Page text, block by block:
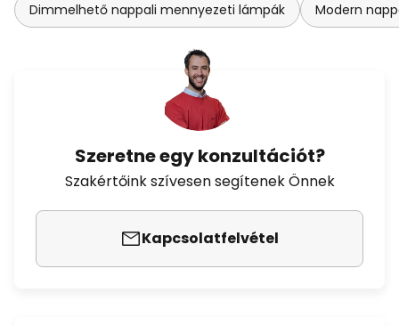
Dimmelhető nappali mennyezeti lámpák Modern
Szeretne egy konzultációt?
Szakértőink szívesen segítenek Önnek
Kapcsolatfelvétel